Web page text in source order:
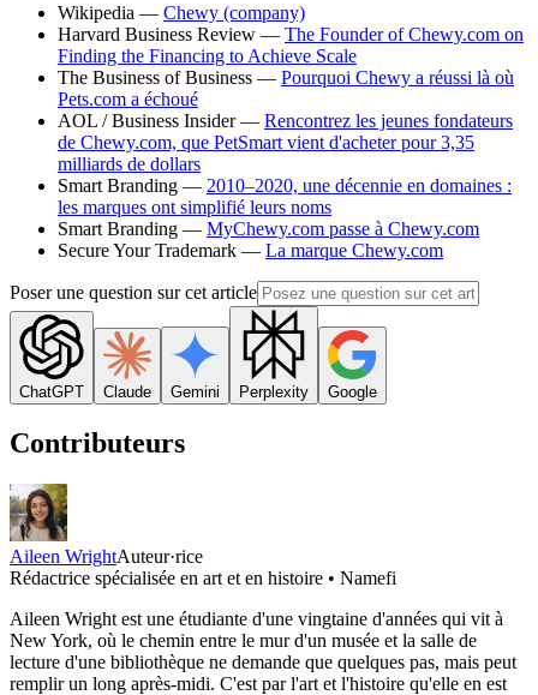
Wikipedia — Chewy (company)
Harvard Business Review — The Founder of Chewy.com on
Finding the Financing to Achieve Scale
The Business of Business — Pourquoi Chewy a réussi là où
Pets.com a échoué
AOL / Business Insider — Rencontrez les jeunes fondateurs
de Chewy.com, que PetSmart vient d'acheter pour 3,35
milliards de dollars
Smart Branding — 2010–2020, une décennie en domaines :
les marques ont simplifié leurs noms
Smart Branding — MyChewy.com passe à Chewy.com
Secure Your Trademark — La marque Chewy.com
Poser une question sur cet article
ChatGPT Claude Gemini Perplexity Google
Contributeurs
Aileen WrightAuteur·rice
Rédactrice spécialisée en art et en histoire • Namefi
Aileen Wright est une étudiante d'une vingtaine d'années qui vit à
New York, où le chemin entre le mur d'un musée et la salle de
lecture d'une bibliothèque ne demande que quelques pas, mais peut
remplir un long après-midi. C'est par l'art et l'histoire qu'elle en est